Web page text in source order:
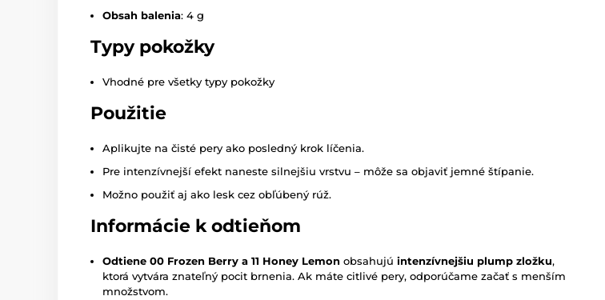
Obsah balenia: 4 g
Typy pokožky
Vhodné pre všetky typy pokožky
Použitie
Aplikujte na čisté pery ako posledný krok líčenia.
Pre intenzívnejší efekt naneste silnejšiu vrstvu – môže sa objaviť jemné štípanie.
Možno použiť aj ako lesk cez obľúbený rúž.
Informácie k odtieňom
Odtiene 00 Frozen Berry a 11 Honey Lemon obsahujú intenzívnejšiu plump zložku,
ktorá vytvára znateľný pocit brnenia. Ak máte citlivé pery, odporúčame začať s menším
množstvom.